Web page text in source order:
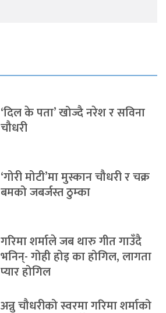
‘दिल के पता’ खोज्दै नरेश र सविना
चौधरी
‘गोरी मोटी’मा मुस्कान चौधरी र चक्र
बमको जबर्जस्त ठुम्का
गरिमा शर्माले जब थारु गीत गाउँदै
भनिन्- गोही होइ का होगिल, लागता
प्यार होगिल
अन्नु चौधरीको स्वरमा गरिमा शर्माको